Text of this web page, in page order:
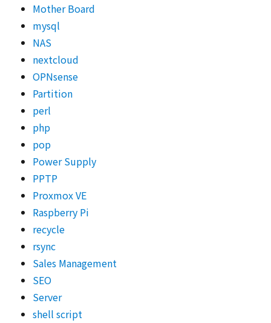
Mother Board
mysql
NAS
nextcloud
OPNsense
Partition
perl
php
pop
Power Supply
PPTP
Proxmox VE
Raspberry Pi
recycle
rsync
Sales Management
SEO
Server
shell script